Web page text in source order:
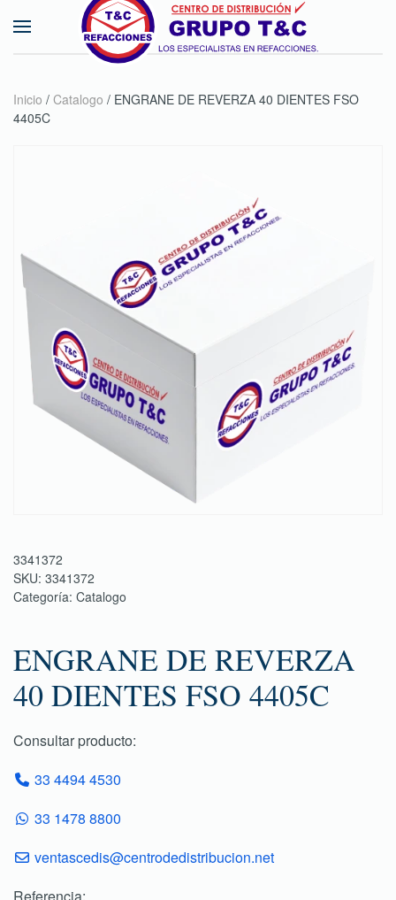
Skip to main content
Inicio / Catalogo / ENGRANE DE REVERZA 40 DIENTES FSO
4405C
3341372
SKU: 3341372
Categoría: Catalogo
ENGRANE DE REVERZA
40 DIENTES FSO 4405C
Consultar producto:
33 4494 4530
33 1478 8800
ventascedis@centrodedistribucion.net